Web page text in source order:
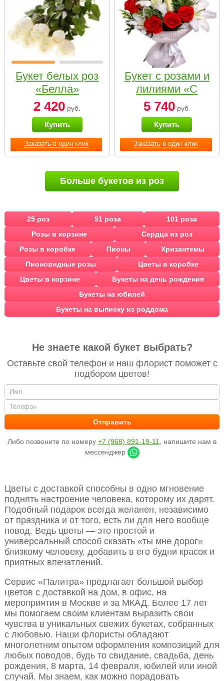
Заказать в один клик
Букет белых роз
«Белла»
2 420 руб.
Купить
Заказать в один клик
Букет с розами и
лилиями «С
наилучшими
пожеланиями»
5 740руб.
Купить
Больше букетов из роз
25 роз 51 роза
101 роза
Розы в корзине
Сердца из роз
Розы в коробке
Пионы
Хризантемы
Пионовидные розы
Цветы в коробке
Цветы в корзине
Букеты на день рождения
Букеты на юбилей
Букеты на выписку из роддома
Не знаете какой букет выбрать?
Оставьте свой телефон и наш флорист поможет с
подбором цветов!
Либо позвоните по номеру +7 (968) 891-19-11
, напишите нам в
мессенджер
Цветы с доставкой способны в одно мгновение
поднять настроение человека, которому их дарят.
Подобный подарок всегда желанен, независимо
от праздника и от того, есть ли для него вообще
повод. Ведь цветы — это простой и
универсальный способ сказать «ты мне дорог»
близкому человеку, добавить в его будни красок и
приятных впечатлений.
Сервис «Палитра» предлагает большой выбор
цветов с доставкой на дом, в офис, на
мероприятия в Москве и за МКАД. Более 17 лет
мы помогаем своим клиентам выразить свои
чувства в уникальных свежих букетах, собранных
с любовью. Наши флористы обладают
многолетним опытом оформления композиций для
любых поводов, будь то свидание, свадьба, день
рождения, 8 марта, 14 февраля, юбилей или иной
случай. Мы знаем, как можно порадовать